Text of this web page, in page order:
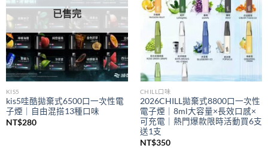
已售完
KIS5
kis5哇酷拋棄式6500口一次性電
子煙｜自由混搭13種口味
NT$280
CHILL口味
2026CHILL拋棄式8800口一次性
電子煙｜8ml大容量×長效口感×
可充電｜熱門爆款限時活動買6支
送1支
NT$350